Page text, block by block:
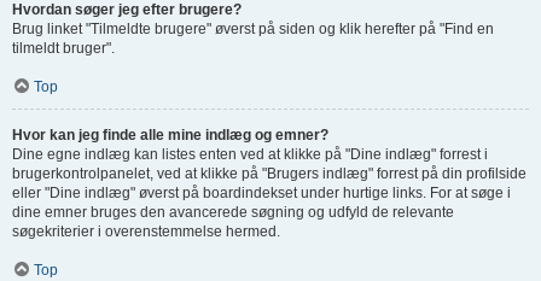
Hvordan søger jeg efter brugere?
Brug linket "Tilmeldte brugere" øverst på siden og klik herefter på "Find en
tilmeldt bruger".
Top
Hvor kan jeg finde alle mine indlæg og emner?
Dine egne indlæg kan listes enten ved at klikke på "Dine indlæg" forrest i
brugerkontrolpanelet, ved at klikke på "Brugers indlæg" forrest på din profilside
eller "Dine indlæg" øverst på boardindekset under hurtige links. For at søge i
dine emner bruges den avancerede søgning og udfyld de relevante
søgekriterier i overenstemmelse hermed.
Top